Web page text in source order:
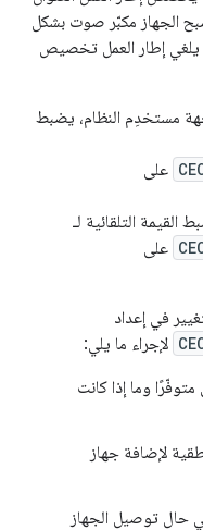
الجهاز مكبّر صوت بشكل
يلغي إطار العمل تخصيص
مستخدِم النظام، يضبط
على
القيمة التلقائية لـ
على
في إعداد
لإجراء ما يلي:
وما إذا كانت
لإضافة جهاز
حال توصيل الجهاز